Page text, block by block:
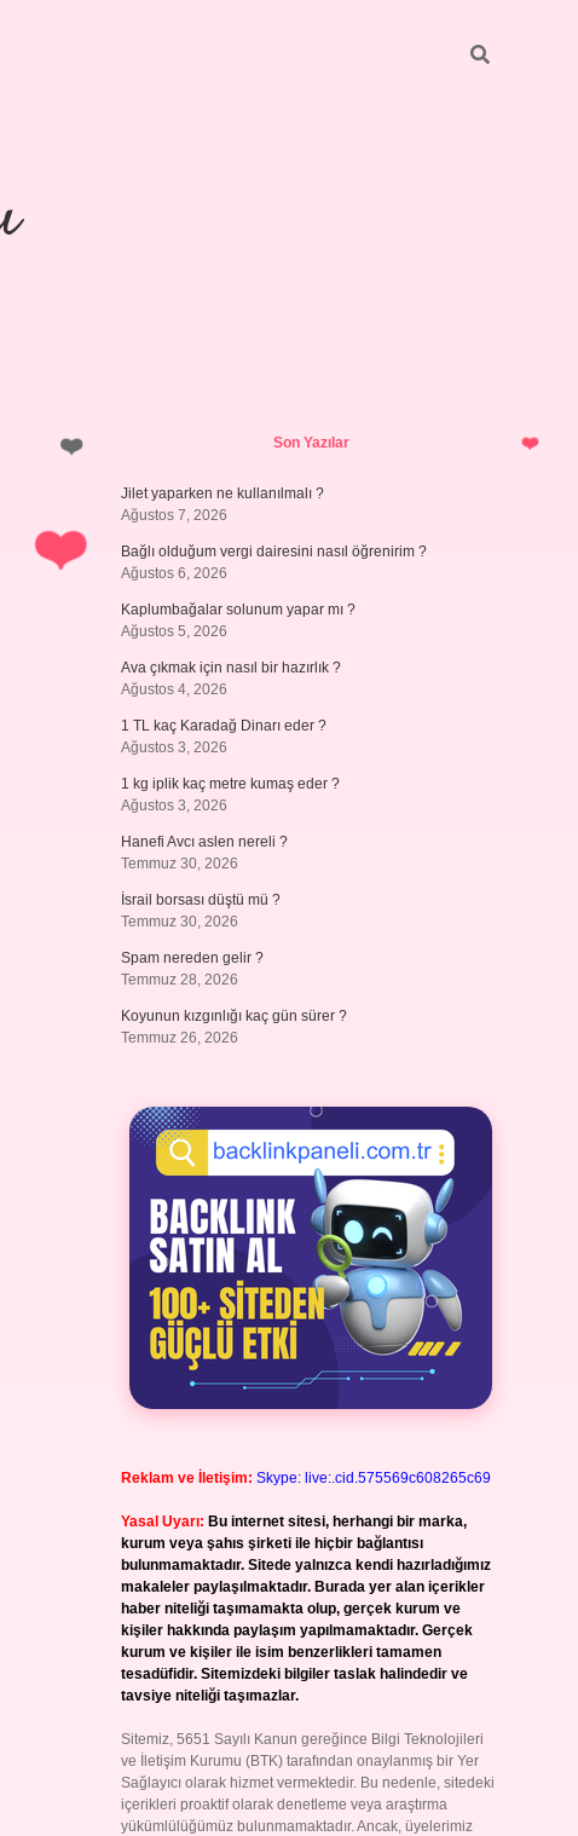
SidebarSon Yazılar
Jilet yaparken ne kullanılmalı ?
Ağustos 7, 2026
Bağlı olduğum vergi dairesini nasıl öğrenirim ?
Ağustos 6, 2026
Kaplumbağalar solunum yapar mı ?
Ağustos 5, 2026
Ava çıkmak için nasıl bir hazırlık ?
Ağustos 4, 2026
1 TL kaç Karadağ Dinarı eder ?
Ağustos 3, 2026
1 kg iplik kaç metre kumaş eder ?
Ağustos 3, 2026
Hanefi Avcı aslen nereli ?
Temmuz 30, 2026
İsrail borsası düştü mü ?
Temmuz 30, 2026
Spam nereden gelir ?
Temmuz 28, 2026
Koyunun kızgınlığı kaç gün sürer ?
Temmuz 26, 2026
Reklam ve İletişim: Skype: live:.cid.575569c608265c69
Yasal Uyarı: Bu internet sitesi, herhangi bir marka,
kurum veya şahıs şirketi ile hiçbir bağlantısı
bulunmamaktadır. Sitede yalnızca kendi hazırladığımız
makaleler paylaşılmaktadır. Burada yer alan içerikler
haber niteliği taşımamakta olup, gerçek kurum ve
kişiler hakkında paylaşım yapılmamaktadır. Gerçek
kurum ve kişiler ile isim benzerlikleri tamamen
tesadüfidir. Sitemizdeki bilgiler taslak halindedir ve
tavsiye niteliği taşımazlar.
Sitemiz, 5651 Sayılı Kanun gereğince Bilgi Teknolojileri
ve İletişim Kurumu (BTK) tarafından onaylanmış bir Yer
Sağlayıcı olarak hizmet vermektedir. Bu nedenle, sitedeki
içerikleri proaktif olarak denetleme veya araştırma
yükümlülüğümüz bulunmamaktadır. Ancak, üyelerimiz